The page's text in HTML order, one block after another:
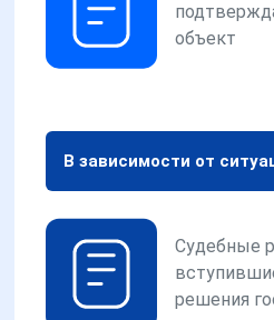
объект
В зависимости от
Судебные
решения